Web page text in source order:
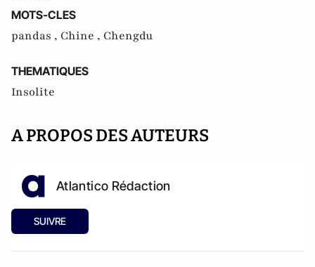
MOTS-CLES
pandas , Chine , Chengdu
THEMATIQUES
Insolite
A PROPOS DES AUTEURS
Atlantico Rédaction
SUIVRE